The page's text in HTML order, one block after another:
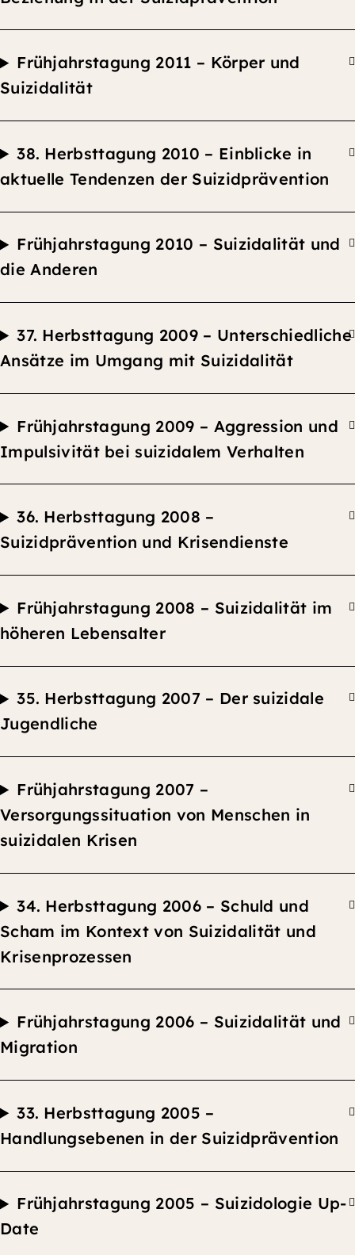
Frühjahrstagung 2011 – Körper und
Suizidalität
38. Herbsttagung 2010 – Einblicke in
aktuelle Tendenzen der Suizidprävention
Frühjahrstagung 2010 – Suizidalität und
die Anderen
37. Herbsttagung 2009 – Unterschiedliche
Ansätze im Umgang mit Suizidalität
Frühjahrstagung 2009 – Aggression und
Impulsivität bei suizidalem Verhalten
36. Herbsttagung 2008 –
Suizidprävention und Krisendienste
Frühjahrstagung 2008 – Suizidalität im
höheren Lebensalter
35. Herbsttagung 2007 – Der suizidale
Jugendliche
Frühjahrstagung 2007 –
Versorgungssituation von Menschen in
suizidalen Krisen
34. Herbsttagung 2006 – Schuld und
Scham im Kontext von Suizidalität und
Krisenprozessen
Frühjahrstagung 2006 – Suizidalität und
Migration
33. Herbsttagung 2005 –
Handlungsebenen in der Suizidprävention
Frühjahrstagung 2005 – Suizidologie Up-
Date